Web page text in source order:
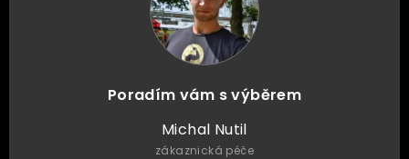
Poradím vám s výběrem
Michal Nutil
zákaznická péče